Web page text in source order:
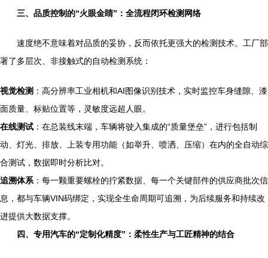
三、品质控制的“火眼金睛”：全流程闭环检测网络
速度绝不意味着对品质的妥协，反而依托更强大的检测技术。工厂部
署了多层次、非接触式的自动检测系统：
视觉检测 ：高分辨率工业相机和AI图像识别技术，实时监控车身缝隙、漆
面质量、标贴位置等，灵敏度远超人眼。
在线测试 ：在总装线末端，车辆将驶入集成的“质量堡垒”，进行包括制
动、灯光、排放、上装专用功能（如举升、喷洒、压缩）在内的全自动综
合测试，数据即时分析比对。
追溯体系 ：每一颗重要螺栓的拧紧数据、每一个关键部件的供应商批次信
息，都与车辆VIN码绑定，实现全生命周期可追溯，为后续服务和持续改
进提供大数据支撑。
四、专用汽车的“定制化精度”：柔性生产与工匠精神的结合